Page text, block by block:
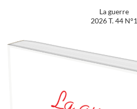
La guerre
2026 T. 44 N°1